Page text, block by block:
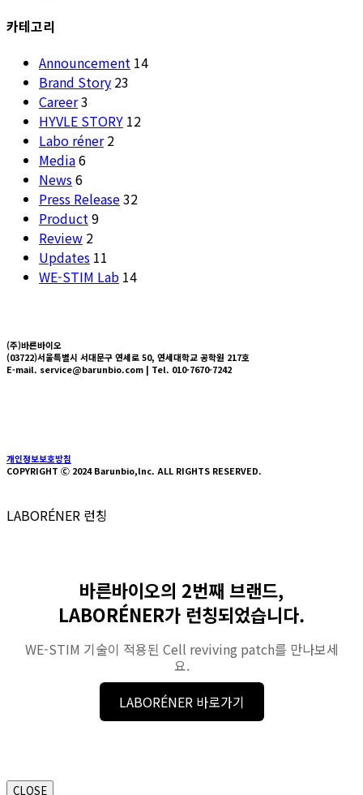
카테고리
Announcement 14
Brand Story 23
Career3
HYVLE STORY 12
Labo réner 2
Media6
News6
Press Release32
Product9
Review 2
Updates 11
WE-STIM Lab 14
(주)바른바이오
(03722)서울특별시 서대문구 연세로 50, 연세대학교 공학원 217호
E-mail. service@barunbio.com | Tel. 010-7670-7242
개인정보보호방침
COPYRIGHT Ⓒ 2024 Barunbio,lnc. ALL RIGHTS RESERVED.
LABORÉNER 런칭
바른바이오의 2번째 브랜드,
LABORÉNER가 런칭되었습니다.
WE-STIM 기술이 적용된 Cell reviving patch를 만나보세
요.
LABORÉNER 바로가기
CLOSE